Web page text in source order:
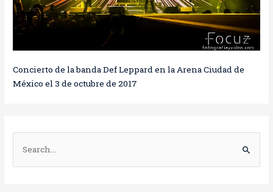
Concierto de la banda Def Leppard en la Arena Ciudad de
México el 3 de octubre de 2017
u